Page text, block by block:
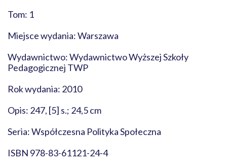
Tom: 1
Miejsce wydania: Warszawa
Wydawnictwo: Wydawnictwo Wyższej Szkoły
Pedagogicznej TWP
Rok wydania: 2010
Opis: 247, [5] s.; 24,5 cm
Seria: Współczesna Polityka Społeczna
ISBN 978-83-61121-24-4